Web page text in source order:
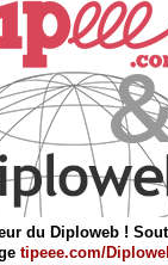
du Diploweb !
tipeee.com/